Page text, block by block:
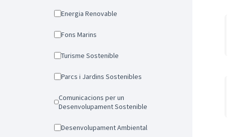
Energia Renovable
Fons Marins
Turisme Sostenible
Parcs i Jardins Sostenibles
Comunicacions per un
Desenvolupament Sostenible
Desenvolupament Ambiental